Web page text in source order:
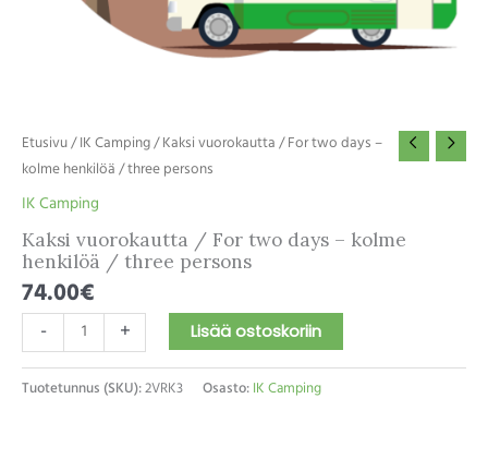
Etusivu / IK Camping / Kaksi vuorokautta / For two days –
kolme henkilöä / three persons
IK Camping
Kaksi vuorokautta / For two days – kolme
henkilöä / three persons
74.00€
- + Lisää ostoskoriin
Tuotetunnus (SKU): 2VRK3 Osasto: IK Camping